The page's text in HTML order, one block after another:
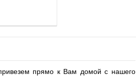
прямо к Вам домой с нашего